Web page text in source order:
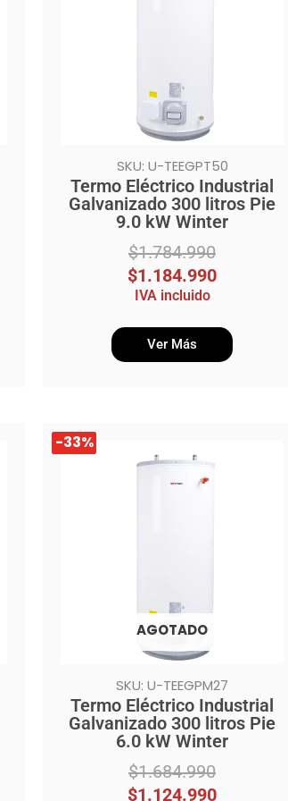
SKU: U-TEEGPT50
Termo Eléctrico Industrial
Galvanizado 300 litros Pie
9.0 kW Winter
$1.784.990
$1.184.990
IVA incluido
Ver Más
-33%
-33%
AGOTADO
SKU: U-TEEGPM27
Termo Eléctrico Industrial
Galvanizado 300 litros Pie
6.0 kW Winter
$1.684.990
El
precio
$1.124.990
El
precio